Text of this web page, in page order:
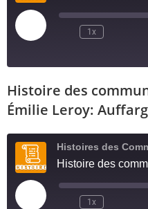
1x
RSS FEED
SHARE
EMBED
Histoire des
Émilie Leroy:
Histoires des
1x